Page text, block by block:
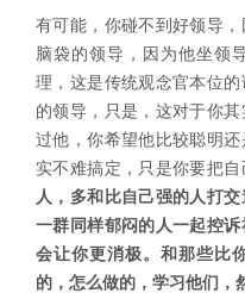
有可能，你碰不到好领导
脑袋的领导，因为他坐领
理，这是传统观念官本位
的领导，只是，这对于你
过他，你希望他比较聪明
实不难搞定，只是你要把自
人，多和比自己强的人打
一群同样郁闷的人一起控
会让你更消极。和那些比
的，怎么做的，学习他们，